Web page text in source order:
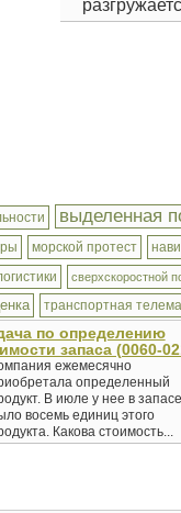
выделенная
морской протест
сверхскоростной
транспортная
по определению
запаса (0060-
ежемесячно
определенный
В июле у нее в запасе
восемь единиц этого
Какова стоимость...